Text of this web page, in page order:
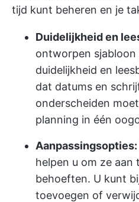
tijd kunt beheren en je
Duidelijkheid en
ontworpen
duidelijkheid en
dat datums en
onderscheiden
planning in één
Aanpassingsopties:
helpen u om ze aan
behoeften. U kunt
toevoegen of